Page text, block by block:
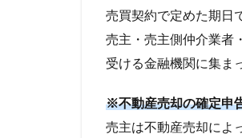
売買契約で定めた期日
売主・売主側仲介業者
受ける金融機関に集ま
※不動産売却の確定申
売主は不動産売却によ